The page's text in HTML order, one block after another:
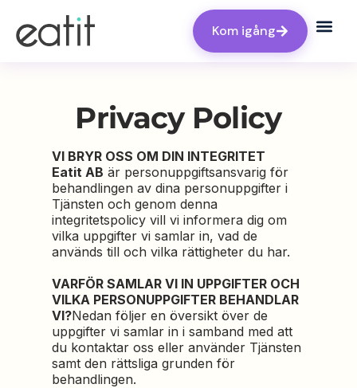
Kom igång
Privacy Policy
VI BRYR OSS OM DIN INTEGRITET
Eatit AB är personuppgiftsansvarig för
behandlingen av dina personuppgifter i
Tjänsten och genom denna
integritetspolicy vill vi informera dig om
vilka uppgifter vi samlar in, vad de
används till och vilka rättigheter du har.
VARFÖR SAMLAR VI IN UPPGIFTER OCH
VILKA PERSONUPPGIFTER BEHANDLAR
VI?Nedan följer en översikt över de
uppgifter vi samlar in i samband med att
du kontaktar oss eller använder Tjänsten
samt den rättsliga grunden för
behandlingen.